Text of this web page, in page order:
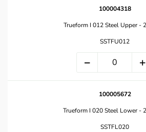
100004318
Trueform I 012 Steel Upper -
SSTFU012
100005672
Trueform I 020 Steel Lower -
SSTFL020